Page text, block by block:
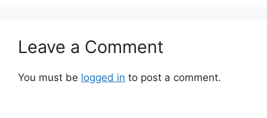
Leave a Comment
You must be logged in to post a comment.